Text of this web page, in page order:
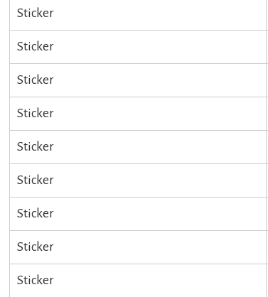
Sticker
Sticker
Sticker
Sticker
Sticker
Sticker
Sticker
Sticker
Sticker